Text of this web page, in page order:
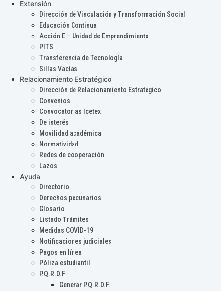
Extensión
Dirección de Vinculación y Transformación Social
Educación Continua
Acción E – Unidad de Emprendimiento
PITS
Transferencia de Tecnología
Sillas Vacías
Relacionamiento Estratégico
Dirección de Relacionamiento Estratégico
Convenios
Convocatorias Icetex
De interés
Movilidad académica
Normatividad
Redes de cooperación
Lazos
Ayuda
Directorio
Derechos pecunarios
Glosario
Listado Trámites
Medidas COVID-19
Notificaciones judiciales
Pagos en línea
Póliza estudiantil
P.Q.R.D.F
Generar P.Q.R.D.F.